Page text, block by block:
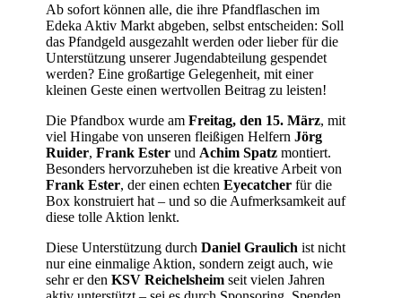
Ab sofort können alle, die ihre Pfandflaschen im
Edeka Aktiv Markt abgeben, selbst entscheiden: Soll
das Pfandgeld ausgezahlt werden oder lieber für die
Unterstützung unserer Jugendabteilung gespendet
werden? Eine großartige Gelegenheit, mit einer
kleinen Geste einen wertvollen Beitrag zu leisten!
Die Pfandbox wurde amFreitag, den 15. März, mit
viel Hingabe von unseren fleißigen HelfernJörg
Ruider,Frank Ester und Achim Spatz montiert.
Besonders hervorzuheben ist die kreative Arbeit von
Frank Ester, der einen echtenEyecatcher für die
Box konstruiert hat – und so die Aufmerksamkeit auf
diese tolle Aktion lenkt.
Diese Unterstützung durchDaniel Graulich ist nicht
nur eine einmalige Aktion, sondern zeigt auch, wie
sehr er denKSV Reichelsheim seit vielen Jahren